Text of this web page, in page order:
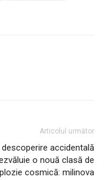
Articolul următor
descoperire accidentală
o nouă clasă de
cosmică: milinova